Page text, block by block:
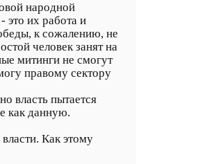
народной
это их работа и
к сожалению, не
человек занят на
митинги не смогут
правому сектору
власть пытается
как данную.
Как этому